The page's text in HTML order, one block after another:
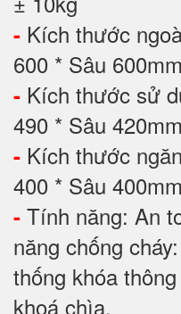
- Kích thước
600 * Sâu 600mm
- Kích thước sử
490 * Sâu 420mm
- Kích thước
400 * Sâu 400mm
- Tính năng: An
năng chống
thống khóa
khoá chìa.